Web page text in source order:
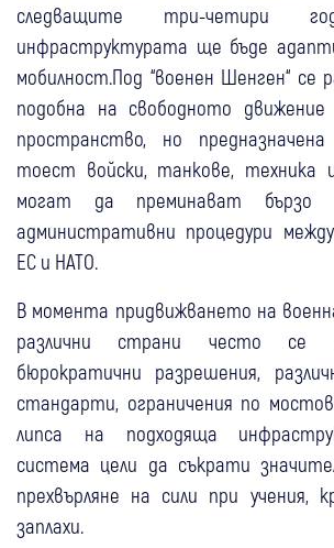
следващите три-четири
инфраструктурата ще бъде
мобилност.Под “военен Шенген“ се
подобна на свободното
пространство, но
тоест войски, танкове, техника
могат да преминават бързо
административни процедури
ЕС и НАТО.
В момента придвижването на
различни страни често се
бюрократични разрешения,
стандарти, ограничения по
липса на подходяща
система цели да съкрати
прехвърляне на сили при учения,
заплахи.